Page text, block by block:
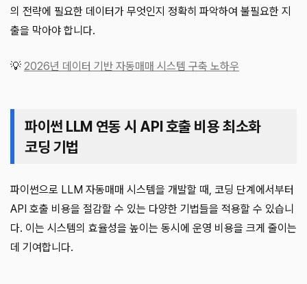
의 전략에 필요한 데이터가 무엇인지 정확히 파악하여 불필요한 지
출을 막아야 합니다.
💡 2026년 데이터 기반 자동매매 시스템 구축 노하우
파이썬 LLM 연동 시 API 호출 비용 최소화
코딩 기법
파이썬으로 LLM 자동매매 시스템을 개발할 때, 코딩 단계에서부터
API 호출 비용을 절감할 수 있는 다양한 기법들을 적용할 수 있습니
다. 이는 시스템의 효율성을 높이는 동시에 운영 비용을 크게 줄이는
데 기여합니다.